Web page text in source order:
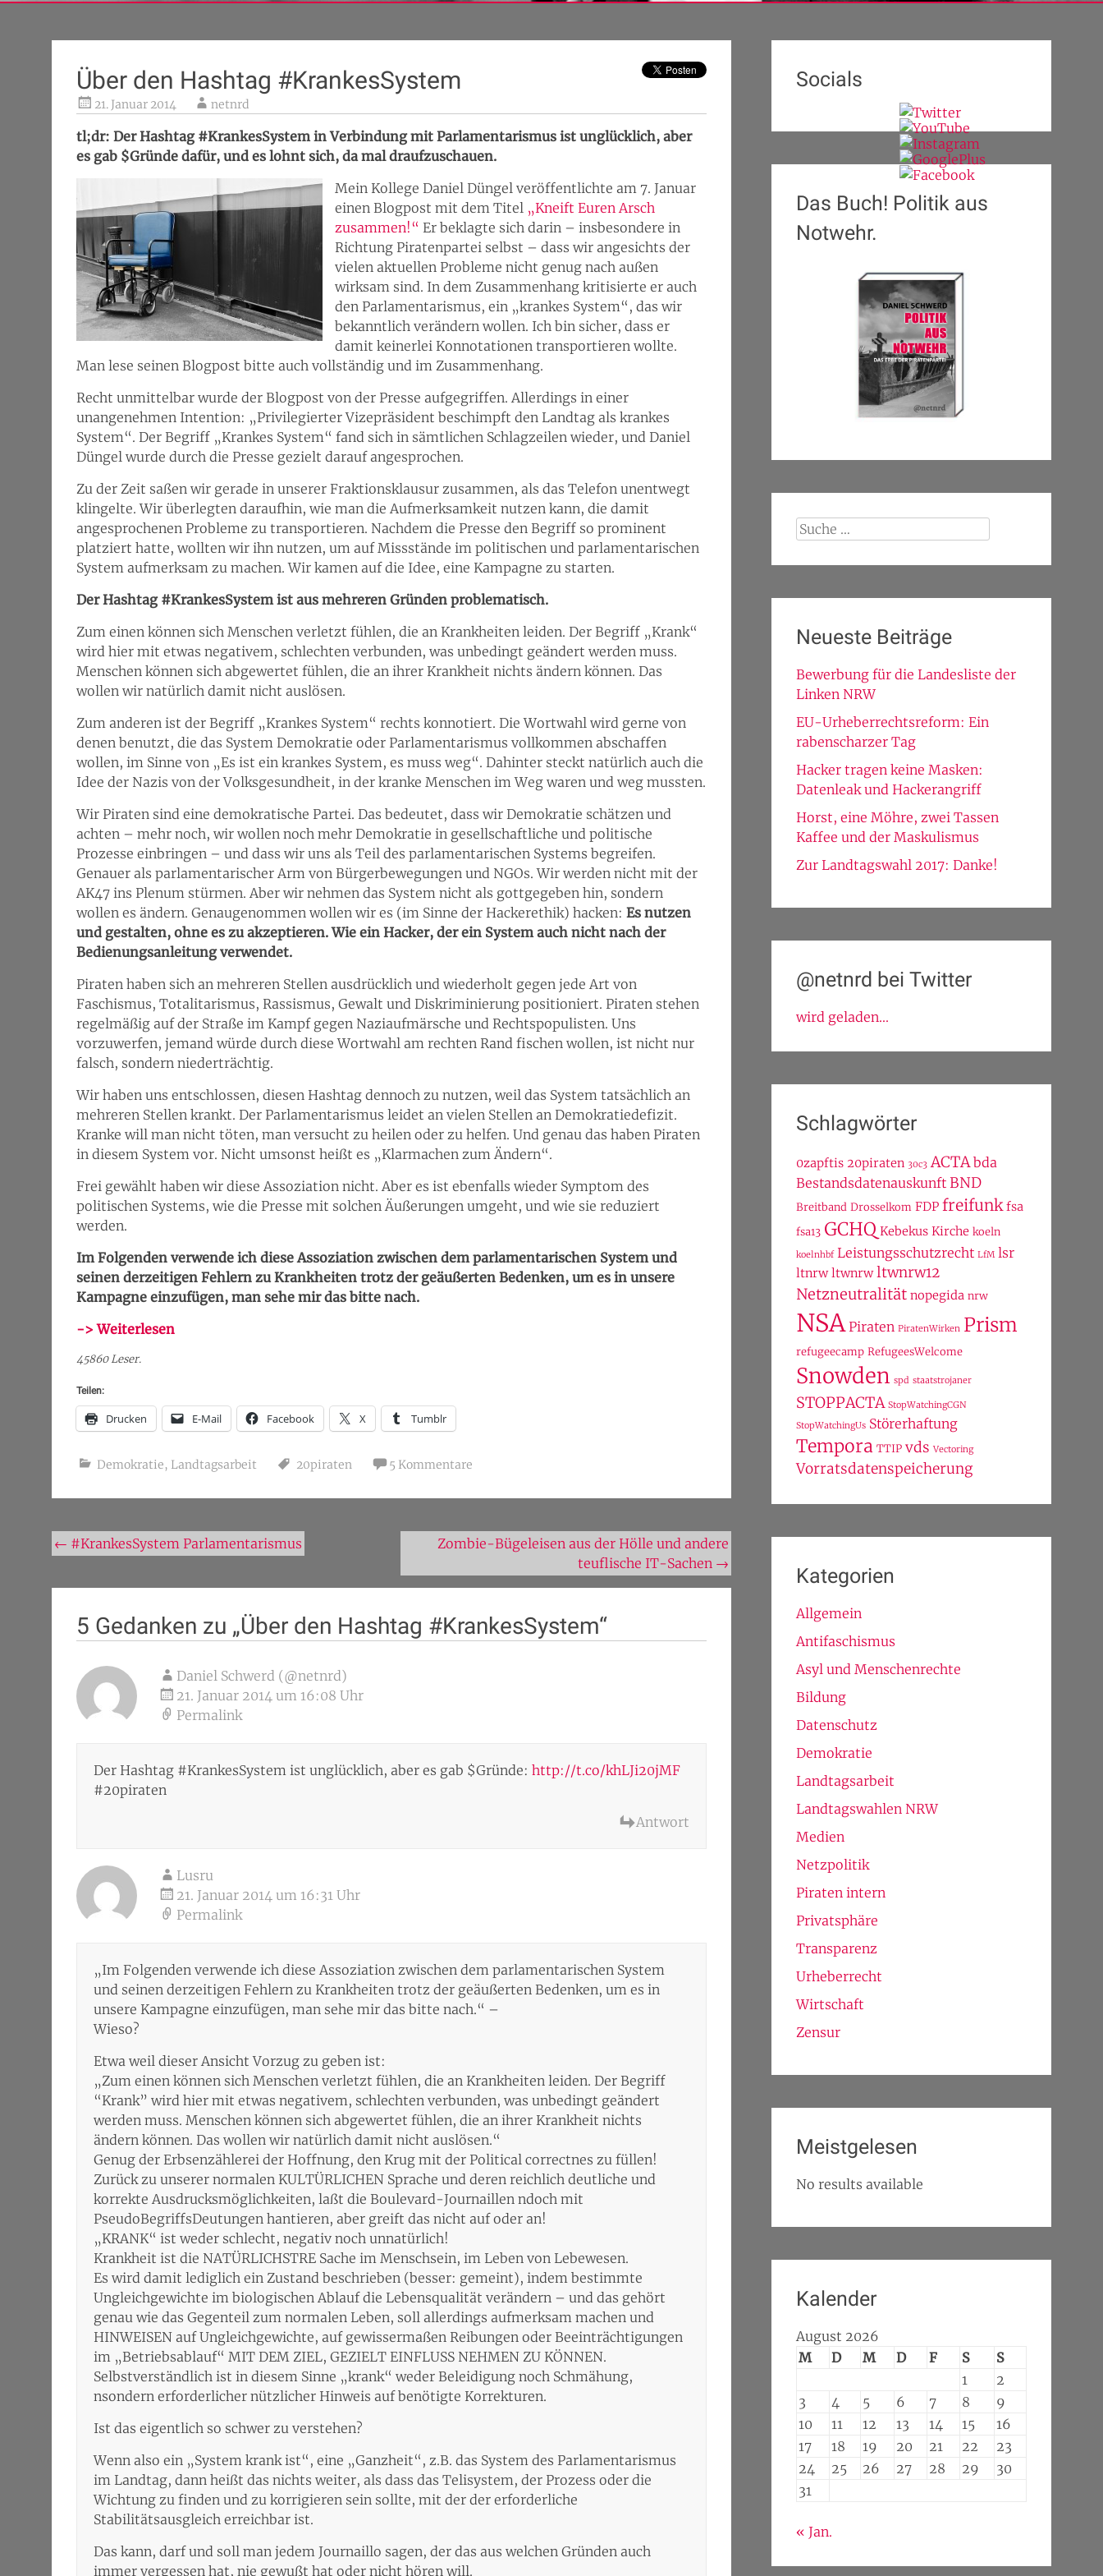
Über den Hashtag #KrankesSystem
21. Januar 2014 netnrd
tl;dr: Der Hashtag #KrankesSystem in Verbindung mit Parlamentarismus ist unglücklich, aber
es gab $Gründe dafür, und es lohnt sich, da mal draufzuschauen.
Mein Kollege Daniel Düngel veröffentlichte am 7. Januar
einen Blogpost mit dem Titel „Kneift Euren Arsch
zusammen!“ Er beklagte sich darin – insbesondere in
Richtung Piratenpartei selbst – dass wir angesichts der
vielen aktuellen Probleme nicht genug nach außen
wirksam sind. In dem Zusammenhang kritisierte er auch
den Parlamentarismus, ein „krankes System“, das wir
bekanntlich verändern wollen. Ich bin sicher, dass er
damit keinerlei Konnotationen transportieren wollte.
Man lese seinen Blogpost bitte auch vollständig und im Zusammenhang.
Recht unmittelbar wurde der Blogpost von der Presse aufgegriffen. Allerdings in einer
unangenehmen Intention: „Privilegierter Vizepräsident beschimpft den Landtag als krankes
System“. Der Begriff „Krankes System“ fand sich in sämtlichen Schlagzeilen wieder, und Daniel
Düngel wurde durch die Presse gezielt darauf angesprochen.
Zu der Zeit saßen wir gerade in unserer Fraktionsklausur zusammen, als das Telefon unentwegt
klingelte. Wir überlegten daraufhin, wie man die Aufmerksamkeit nutzen kann, die damit
angesprochenen Probleme zu transportieren. Nachdem die Presse den Begriff so prominent
platziert hatte, wollten wir ihn nutzen, um auf Missstände im politischen und parlamentarischen
System aufmerksam zu machen. Wir kamen auf die Idee, eine Kampagne zu starten.
Der Hashtag #KrankesSystem ist aus mehreren Gründen problematisch.
Zum einen können sich Menschen verletzt fühlen, die an Krankheiten leiden. Der Begriff „Krank“
wird hier mit etwas negativem, schlechten verbunden, was unbedingt geändert werden muss.
Menschen können sich abgewertet fühlen, die an ihrer Krankheit nichts ändern können. Das
wollen wir natürlich damit nicht auslösen.
Zum anderen ist der Begriff „Krankes System“ rechts konnotiert. Die Wortwahl wird gerne von
denen benutzt, die das System Demokratie oder Parlamentarismus vollkommen abschaffen
wollen, im Sinne von „Es ist ein krankes System, es muss weg“. Dahinter steckt natürlich auch die
Idee der Nazis von der Volksgesundheit, in der kranke Menschen im Weg waren und weg mussten.
Wir Piraten sind eine demokratische Partei. Das bedeutet, dass wir Demokratie schätzen und
achten – mehr noch, wir wollen noch mehr Demokratie in gesellschaftliche und politische
Prozesse einbringen – und dass wir uns als Teil des parlamentarischen Systems begreifen.
Genauer als parlamentarischer Arm von Bürgerbewegungen und NGOs. Wir werden nicht mit der
AK47 ins Plenum stürmen. Aber wir nehmen das System nicht als gottgegeben hin, sondern
wollen es ändern. Genaugenommen wollen wir es (im Sinne der Hackerethik) hacken: Es nutzen
und gestalten, ohne es zu akzeptieren. Wie ein Hacker, der ein System auch nicht nach der
Bedienungsanleitung verwendet.
Piraten haben sich an mehreren Stellen ausdrücklich und wiederholt gegen jede Art von
Faschismus, Totalitarismus, Rassismus, Gewalt und Diskriminierung positioniert. Piraten stehen
regelmäßig auf der Straße im Kampf gegen Naziaufmärsche und Rechtspopulisten. Uns
vorzuwerfen, jemand würde durch diese Wortwahl am rechten Rand fischen wollen, ist nicht nur
falsch, sondern niederträchtig.
Wir haben uns entschlossen, diesen Hashtag dennoch zu nutzen, weil das System tatsächlich an
mehreren Stellen krankt. Der Parlamentarismus leidet an vielen Stellen an Demokratiedefizit.
Kranke will man nicht töten, man versucht zu heilen oder zu helfen. Und genau das haben Piraten
in diesem System vor. Nicht umsonst heißt es „Klarmachen zum Ändern“.
Frei gewählt haben wir diese Assoziation nicht. Aber es ist ebenfalls wieder Symptom des
politischen Systems, wie die Presse mit solchen Äußerungen umgeht, und wie sie reduziert
werden.
Im Folgenden verwende ich diese Assoziation zwischen dem parlamentarischen System und
seinen derzeitigen Fehlern zu Krankheiten trotz der geäußerten Bedenken, um es in unsere
Kampagne einzufügen, man sehe mir das bitte nach.
-> Weiterlesen
45860 Leser.
Teilen:
Drucken E-Mail Facebook X Tumblr
Demokratie, Landtagsarbeit 20piraten 5 Kommentare
Beitragsnavigation
← #KrankesSystem Parlamentarismus
Zombie-Bügeleisen aus der Hölle und andere
teuflische IT-Sachen →
5 Gedanken zu „Über den Hashtag #KrankesSystem“
Daniel Schwerd (@netnrd)
21. Januar 2014 um 16:08 Uhr
Permalink
Der Hashtag #KrankesSystem ist unglücklich, aber es gab $Gründe: http://t.co/khLJi20jMF
#20piraten
Antwort
Lusru
21. Januar 2014 um 16:31 Uhr
Permalink
„Im Folgenden verwende ich diese Assoziation zwischen dem parlamentarischen System
und seinen derzeitigen Fehlern zu Krankheiten trotz der geäußerten Bedenken, um es in
unsere Kampagne einzufügen, man sehe mir das bitte nach.“ –
Wieso?
Etwa weil dieser Ansicht Vorzug zu geben ist:
„Zum einen können sich Menschen verletzt fühlen, die an Krankheiten leiden. Der Begriff
“Krank” wird hier mit etwas negativem, schlechten verbunden, was unbedingt geändert
werden muss. Menschen können sich abgewertet fühlen, die an ihrer Krankheit nichts
ändern können. Das wollen wir natürlich damit nicht auslösen.“
Genug der Erbsenzählerei der Hoffnung, den Krug mit der Political correctnes zu füllen!
Zurück zu unserer normalen KULTÜRLICHEN Sprache und deren reichlich deutliche und
korrekte Ausdrucksmöglichkeiten, laßt die Boulevard-Journaillen ndoch mit
PseudoBegriffsDeutungen hantieren, aber greift das nicht auf oder an!
„KRANK“ ist weder schlecht, negativ noch unnatürlich!
Krankheit ist die NATÜRLICHSTRE Sache im Menschsein, im Leben von Lebewesen.
Es wird damit lediglich ein Zustand beschrieben (besser: gemeint), indem bestimmte
Ungleichgewichte im biologischen Ablauf die Lebensqualität verändern – und das gehört
genau wie das Gegenteil zum normalen Leben, soll allerdings aufmerksam machen und
HINWEISEN auf Ungleichgewichte, auf gewissermaßen Reibungen oder Beeinträchtigungen
im „Betriebsablauf“ MIT DEM ZIEL, GEZIELT EINFLUSS NEHMEN ZU KÖNNEN.
Selbstverständlich ist in diesem Sinne „krank“ weder Beleidigung noch Schmähung,
nsondern erforderlicher nützlicher Hinweis auf benötigte Korrekturen.
Ist das eigentlich so schwer zu verstehen?
Wenn also ein „System krank ist“, eine „Ganzheit“, z.B. das System des Parlamentarismus
im Landtag, dann heißt das nichts weiter, als dass das Telisystem, der Prozess oder die
Wichtung zu finden und zu korrigieren sein sollte, mit der der erforderliche
Stabilitätsausgleich erreichbar ist.
Das kann, darf und soll man jedem Journaillo sagen, der das aus welchen Gründen auch
immer vergessen hat, nie gewußt hat oder nicht hören will.
Socials
Das Buch! Politik aus
Notwehr.
Suche
Neueste Beiträge
Bewerbung für die Landesliste der
Linken NRW
EU-Urheberrechtsreform: Ein
rabenscharzer Tag
Hacker tragen keine Masken:
Datenleak und Hackerangriff
Horst, eine Möhre, zwei Tassen
Kaffee und der Maskulismus
Zur Landtagswahl 2017: Danke!
@netnrd bei Twitter
wird geladen...
Schlagwörter
0zapftis 20piraten 30c3 ACTA bda
Bestandsdatenauskunft BND
Breitband Drosselkom FDP freifunk fsa
fsa13 GCHQ Kebekus Kirche koeln
koelnhbf Leistungsschutzrecht LfM lsr
ltnrw ltwnrw ltwnrw12
Netzneutralität nopegida nrw
NSA Piraten PiratenWirken Prism
refugeecamp RefugeesWelcome
Snowden spd staatstrojaner
STOPPACTA StopWatchingCGN
StopWatchingUs Störerhaftung
Tempora TTIP vds Vectoring
Vorratsdatenspeicherung
Kategorien
Allgemein
Antifaschismus
Asyl und Menschenrechte
Bildung
Datenschutz
Demokratie
Landtagsarbeit
Landtagswahlen NRW
Medien
Netzpolitik
Piraten intern
Privatsphäre
Transparenz
Urheberrecht
Wirtschaft
Zensur
Meistgelesen
No results available
Kalender
August 2026
M
D M D F S
S
1
2
3
4 5 6 7 8
9
10
11 12 13 14 15
16
17
18 19 20 21 22
23
24
25 26 27 28 29
30
31
« Jan.